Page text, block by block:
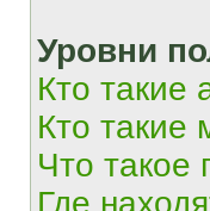
Уровни
Кто такие
Кто такие
Что такое
Где